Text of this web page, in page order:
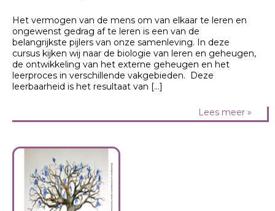
Het vermogen van de mens om van elkaar te leren en
ongewenst gedrag af te leren is een van de
belangrijkste pijlers van onze samenleving. In deze
cursus kijken wij naar de biologie van leren en geheugen,
de ontwikkeling van het externe geheugen en het
leerproces in verschillende vakgebieden. Deze
leerbaarheid is het resultaat van […]
Lees meer »